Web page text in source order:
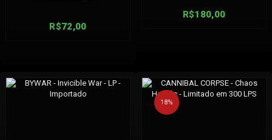
R$72,00
R$180,00
18%